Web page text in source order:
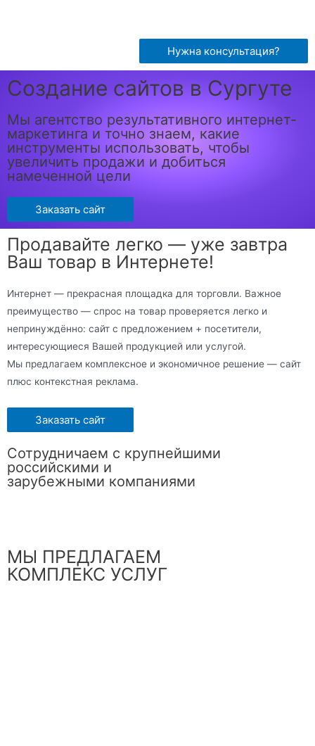
Нужна консультация?
Создание сайтов в Сургуте
Мы агентство результативного интернет-
маркетинга и точно знаем, какие
инструменты использовать, чтобы
увеличить продажи и добиться
намеченной цели
Заказать сайт
Продавайте легко — уже завтра
Ваш товар в Интернете!
Интернет — прекрасная площадка для торговли. Важное
преимущество — спрос на товар проверяется легко и
непринуждённо: сайт с предложением + посетители,
интересующиеся Вашей продукцией или услугой.
Мы предлагаем комплексное и экономичное решение — сайт
плюс контекстная реклама.
Заказать сайт
Сотрудничаем с крупнейшими
российскими и
зарубежными компаниями
МЫ ПРЕДЛАГАЕМ
КОМПЛЕКС УСЛУГ